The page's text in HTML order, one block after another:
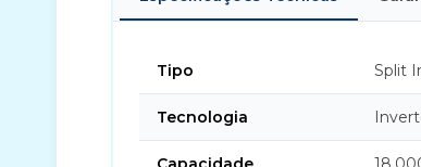
Tipo Split
Tecnologia